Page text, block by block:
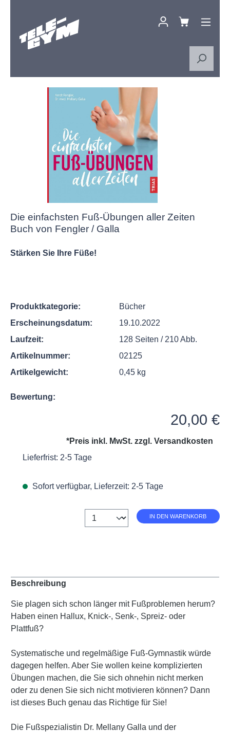
Bildergalerie überspringen
Die einfachsten Fuß-Übungen aller Zeiten
Buch von Fengler / Galla
Stärken Sie Ihre Füße!
Produktkategorie:
Bücher
Erscheinungsdatum:
19.10.2022
Laufzeit:
128 Seiten / 210 Abb.
Artikelnummer:
02125
Artikelgewicht:
0,45 kg
Bewertung:
20,00 €
*Preis inkl. MwSt. zzgl. Versandkosten
Lieferfrist: 2-5 Tage
Sofort verfügbar, Lieferzeit: 2-5 Tage
Anzahl IN DEN WARENKORB
Beschreibung
Sie plagen sich schon länger mit Fußproblemen herum?
Haben einen Hallux, Knick-, Senk-, Spreiz- oder
Plattfuß?
Systematische und regelmäßige Fuß-Gymnastik würde
dagegen helfen. Aber Sie wollen keine komplizierten
Übungen machen, die Sie sich ohnehin nicht merken
oder zu denen Sie sich nicht motivieren können? Dann
ist dieses Buch genau das Richtige für Sie!
Die Fußspezialistin Dr. Mellany Galla und der